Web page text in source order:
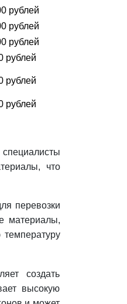
рублей
рублей
рублей
рублей
рублей
рублей
что
перевозки
материалы,
создать
высокую